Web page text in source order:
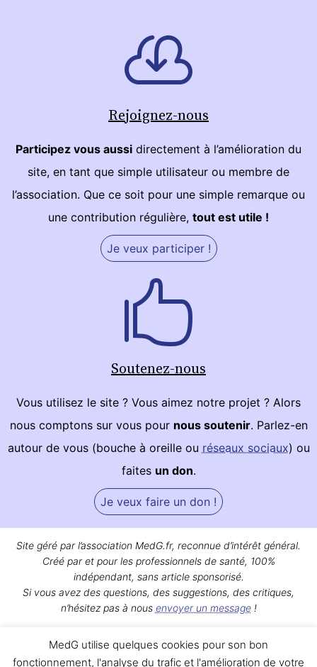
Rejoignez-nous
Participez vous aussi directement à l’amélioration du
site, en tant que simple utilisateur ou membre de
l’association. Que ce soit pour une simple remarque ou
une contribution régulière, tout est utile !
Je veux participer !
Soutenez-nous
Vous utilisez le site ? Vous aimez notre projet ? Alors
nous comptons sur vous pour nous soutenir. Parlez-en
autour de vous (bouche à oreille ou réseaux sociaux) ou
faites un don.
Je veux faire un don !
Site géré par l’association MedG.fr, reconnue d’intérêt général.
Créé par et pour les professionnels de santé, 100%
indépendant, sans article sponsorisé.
Si vous avez des questions, des suggestions, des critiques,
n’hésitez pas à nous envoyer un message!
Qui sommes-nous ?|Mentions légales|Contact
MedG utilise quelques cookies pour son bon
fonctionnement, l'analyse du trafic et l'amélioration de votre